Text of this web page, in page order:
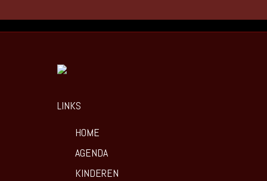
LINKS
HOME
AGENDA
KINDEREN